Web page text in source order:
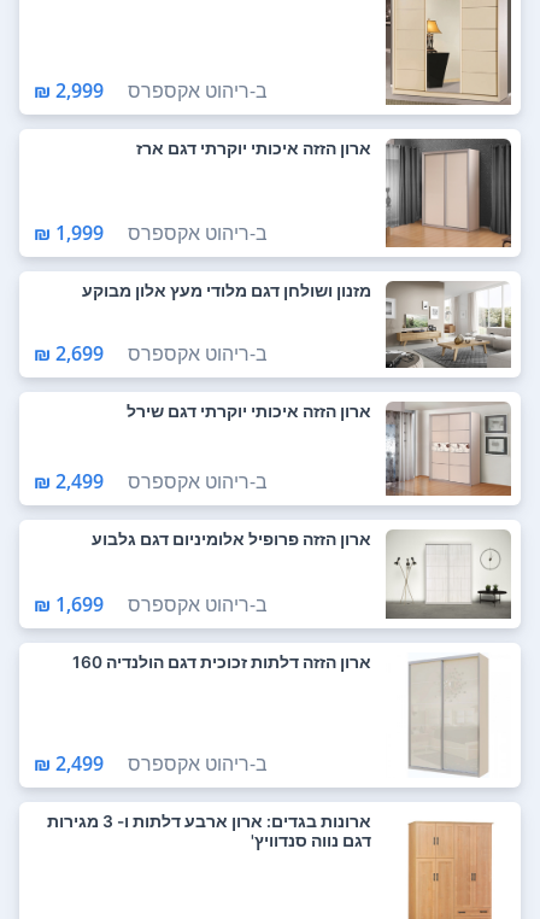
ב-ריהוט אקספרס 2,999 ₪
ארון הזזה איכותי יוקרתי דגם ארז
ב-ריהוט אקספרס 1,999 ₪
מזנון ושולחן דגם מלודי מעץ אלון מבוקע
ב-ריהוט אקספרס 2,699 ₪
ארון הזזה איכותי יוקרתי דגם שירל
ב-ריהוט אקספרס 2,499 ₪
ארון הזזה פרופיל אלומיניום דגם גלבוע
ב-ריהוט אקספרס 1,699 ₪
ארון הזזה דלתות זכוכית דגם הולנדיה 160
ב-ריהוט אקספרס 2,499 ₪
ארונות בגדים: ארון ארבע דלתות ו- 3 מגירות
דגם נווה סנדוויץ'